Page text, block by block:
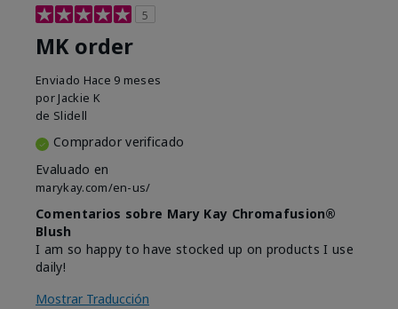
5
MK order
Enviado Hace 9 meses
por Jackie K
de Slidell
Comprador verificado
Evaluado en
marykay.com/en-us/
Comentarios sobre Mary Kay Chromafusion®
Blush
I am so happy to have stocked up on products I use
daily!
Mostrar Traducción